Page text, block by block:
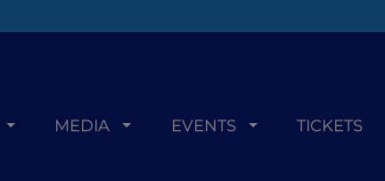
MEDIA EVENTS TICKETS